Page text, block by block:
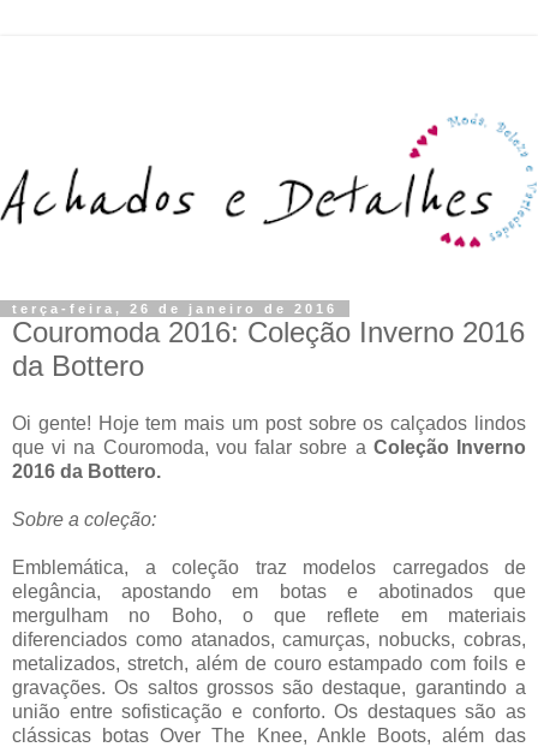
terça-feira, 26 de janeiro de 2016
Couromoda 2016: Coleção Inverno 2016
da Bottero
Oi gente! Hoje tem mais um post sobre os calçados lindos
que vi na Couromoda, vou falar sobre a Coleção Inverno
2016 da Bottero.
Sobre a coleção:
Emblemática, a coleção traz modelos carregados de
elegância, apostando em botas e abotinados que
mergulham no Boho, o que reflete em materiais
diferenciados como atanados, camurças, nobucks, cobras,
metalizados, stretch, além de couro estampado com foils e
gravações. Os saltos grossos são destaque, garantindo a
união entre sofisticação e conforto. Os destaques são as
clássicas botas Over The Knee, Ankle Boots, além das